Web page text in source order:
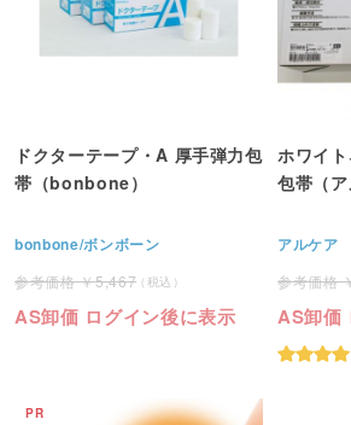
ドクターテープ・A 厚手弾力包
帯（bonbone）
bonbone/ボンボーン
5,467
AS卸価 ログイン後に表示
ホワイ
包帯（ア
アルケア
AS卸価